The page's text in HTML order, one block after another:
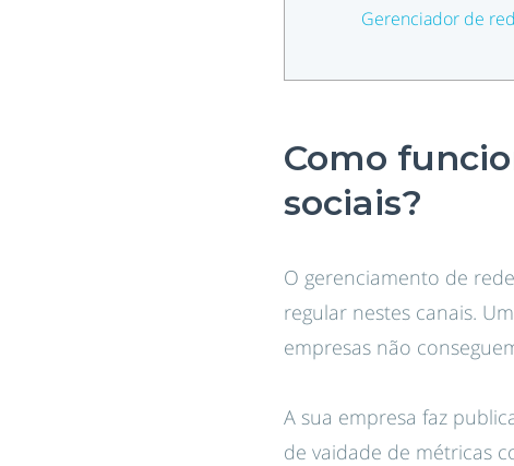
Gerenciador de
Como
sociais?
O gerenciamento de
regular nestes canais.
empresas não
A sua empresa faz
de vaidade de métricas